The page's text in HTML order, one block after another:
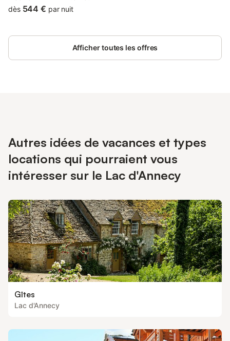
dès 544 € par nuit
Afficher toutes les offres
Autres idées de vacances et types
locations qui pourraient vous
intéresser sur le Lac d'Annecy
Gîtes
Lac d'Annecy